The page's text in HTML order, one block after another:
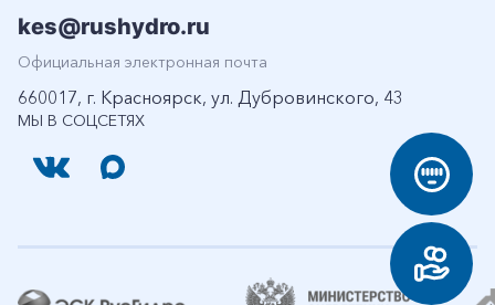
МЫ В СОЦСЕТЯХ
kes@rushydro.ru
Официальная электронная почта
660017, г. Красноярск, ул. Дубровинского, 43